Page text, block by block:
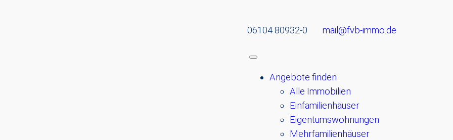
06104 80932-0 mail@fvb-immo.de
Angebote finden
Alle Immobilien
Einfamilienhäuser
Eigentumswohnungen
Mehrfamilienhäuser